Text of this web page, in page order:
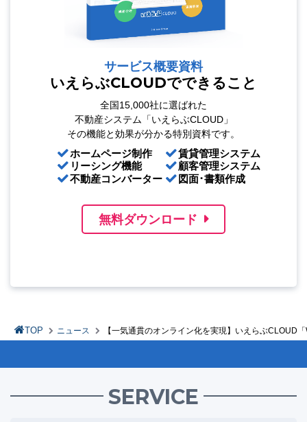
サービス概要資料
いえらぶCLOUDでできること
全国15,000社に選ばれた
不動産システム「いえらぶCLOUD」
その機能と効果が分かる特別資料です。
ホームページ制作
リーシング機能
不動産コンバーター
賃貸管理システム
顧客管理システム
図面･書類作成
無料ダウンロード
TOP ニュース 【一気通貫のオンライン化を実現】いえらぶCLOUD
SERVICE